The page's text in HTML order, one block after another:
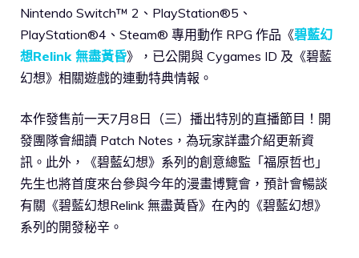
Nintendo Switch™ 2、PlayStation®5、
PlayStation®4、Steam® 專用動作 RPG 作品《碧藍幻
想Relink 無盡黃昏》，已公開與 Cygames ID 及《碧藍
幻想》相關遊戲的連動特典情報。
本作發售前一天7月8日（三）播出特別的直播節目！開
發團隊會細讀 Patch Notes，為玩家詳盡介紹更新資
訊。此外，《碧藍幻想》系列的創意總監「福原哲也」
先生也將首度來台參與今年的漫畫博覽會，預計會暢談
有關《碧藍幻想Relink 無盡黃昏》在內的《碧藍幻想》
系列的開發秘辛。